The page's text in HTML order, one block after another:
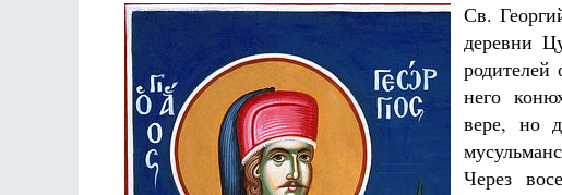
Св.
деревни
него
вере, но
Через